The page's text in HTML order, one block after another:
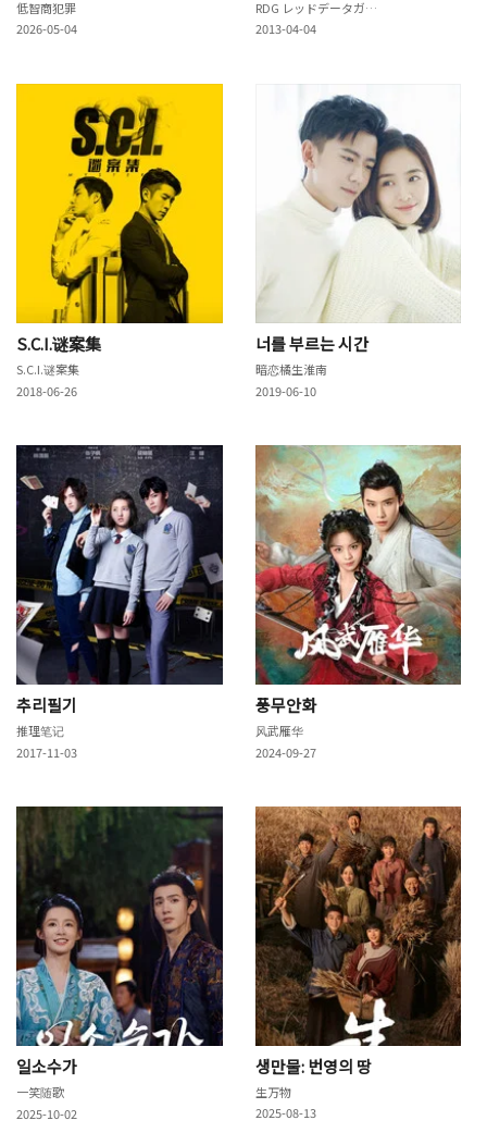
低智商犯罪
2026-05-04
RDG レッドデータガール
2013-04-04
S.C.I.谜案集
S.C.I.谜案集
2018-06-26
너를 부르는 시간
暗恋橘生淮南
2019-06-10
추리필기
推理笔记
2017-11-03
풍무안화
风武雁华
2024-09-27
일소수가
一笑随歌
2025-10-02
생만물: 번영의 땅
生万物
2025-08-13